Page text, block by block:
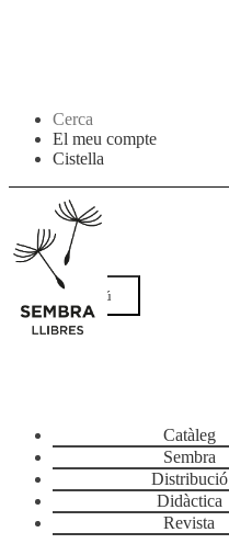
Salta
navegació
contingut
Cerca
El meu compte
Cistella
Menú
Catàleg
Sembra
Distribució
Didàctica
Revista